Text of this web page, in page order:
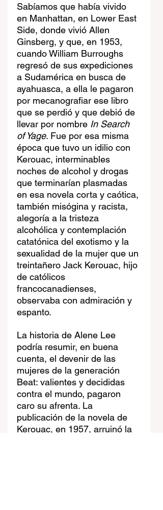
Sabíamos que había vivido
en Manhattan, en Lower East
Side, donde vivió Allen
Ginsberg, y que, en 1953,
cuando William Burroughs
regresó de sus expediciones
a Sudamérica en busca de
ayahuasca, a ella le pagaron
por mecanografiar ese libro
que se perdió y que debió de
llevar por nombre In Search
of Yage. Fue por esa misma
época que tuvo un idilio con
Kerouac, interminables
noches de alcohol y drogas
que terminarían plasmadas
en esa novela corta y caótica,
también misógina y racista,
alegoría a la tristeza
alcohólica y contemplación
catatónica del exotismo y la
sexualidad de la mujer que un
treintañero Jack Kerouac, hijo
de católicos
francocanadienses,
observaba con admiración y
espanto.
La historia de Alene Lee
podría resumir, en buena
cuenta, el devenir de las
mujeres de la generación
Beat: valientes y decididas
contra el mundo, pagaron
caro su afrenta. La
publicación de la novela de
Kerouac, en 1957, arruinó la